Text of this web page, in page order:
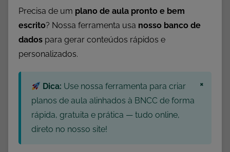
Precisa de um plano de aula pronto e bem
escrito? Nossa ferramenta usa nosso banco de
dados para gerar conteúdos rápidos e
personalizados.
Dica: Use nossa ferramenta para criar
planos de aula alinhados à BNCC de forma
rápida, gratuita e prática — tudo online,
direto no nosso site!
×